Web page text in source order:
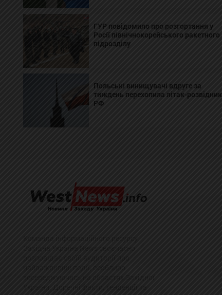
ГУР повідомило про розгортання у
Росії північнокорейського ракетного
підрозділу
Польські винищувачі вдруге за
тиждень перехопила літак-розвідник
РФ